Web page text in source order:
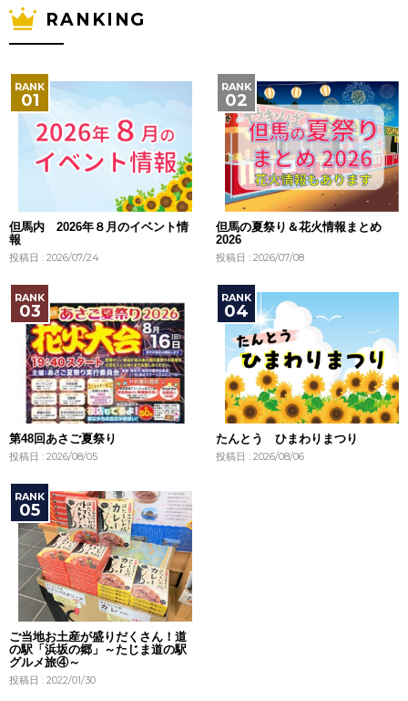
RANKING
但馬内 2026年８月のイベント情
報
投稿日 : 2026/07/24
但馬の夏祭り＆花火情報まとめ
2026
投稿日 : 2026/07/08
第48回あさご夏祭り
投稿日 : 2026/08/05
たんとう ひまわりまつり
投稿日 : 2026/08/06
ご当地お土産が盛りだくさん！道
の駅「浜坂の郷」～たじま道の駅
グルメ旅④～
投稿日 : 2022/01/30